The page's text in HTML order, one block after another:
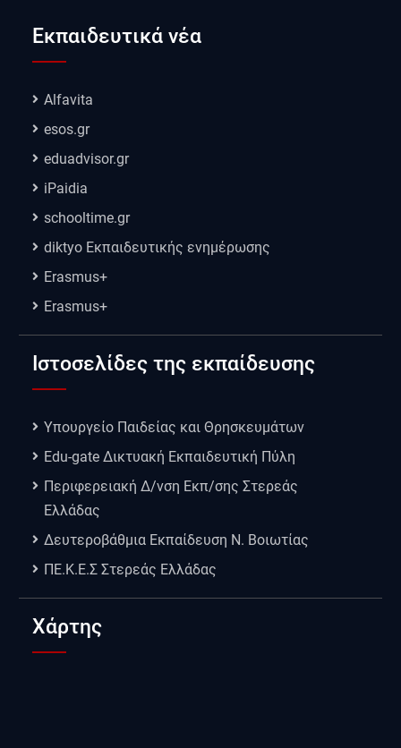
Εκπαιδευτικά νέα
Alfavita
esos.gr
eduadvisor.gr
iPaidia
schooltime.gr
diktyo Εκπαιδευτικής ενημέρωσης
Erasmus+
Erasmus+
Ιστοσελίδες της εκπαίδευσης
Υπουργείο Παιδείας και Θρησκευμάτων
Edu-gate Δικτυακή Εκπαιδευτική Πύλη
Περιφερειακή Δ/νση Εκπ/σης Στερεάς
Ελλάδας
Δευτεροβάθμια Εκπαίδευση Ν. Βοιωτίας
ΠΕ.Κ.Ε.Σ Στερεάς Ελλάδας
Χάρτης